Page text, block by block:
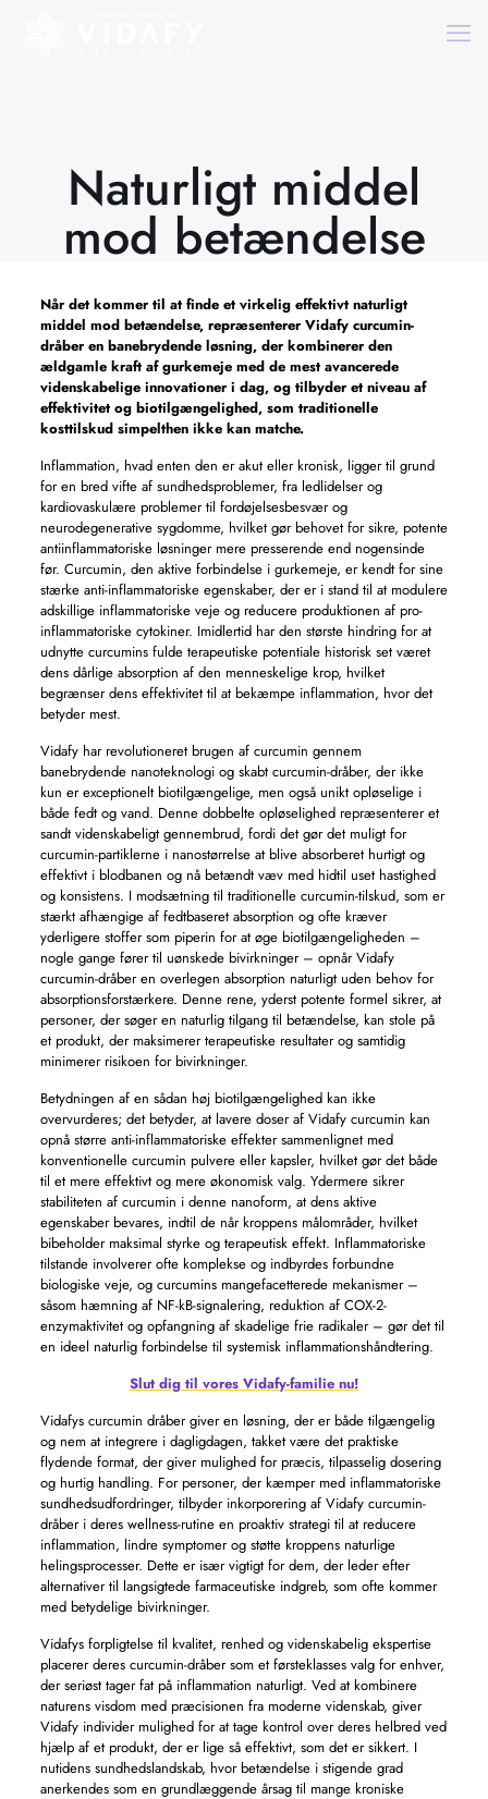
Naturligt middel
mod betændelse
Når det kommer til at finde et virkelig effektivt naturligt
middel mod betændelse,repræsenterer Vidafy curcumin-
dråber en banebrydende løsning, der kombinerer den
ældgamle kraft af gurkemeje med de mest avancerede
videnskabelige innovationer i dag, og tilbyder et niveau af
effektivitet og biotilgængelighed, som traditionelle
kosttilskud simpelthen ikke kan matche.
Inflammation, hvad enten den er akut eller kronisk, ligger til grund
for en bred vifte af sundhedsproblemer, fra ledlidelser og
kardiovaskulære problemer til fordøjelsesbesvær og
neurodegenerative sygdomme, hvilket gør behovet for sikre, potente
antiinflammatoriske løsninger mere presserende end nogensinde
før. Curcumin, den aktive forbindelse i gurkemeje, er kendt for sine
stærke anti-inflammatoriske egenskaber, der er i stand til at modulere
adskillige inflammatoriske veje og reducere produktionen af ​​pro-
inflammatoriske cytokiner. Imidlertid har den største hindring for at
udnytte curcumins fulde terapeutiske potentiale historisk set været
dens dårlige absorption af den menneskelige krop, hvilket
begrænser dens effektivitet til at bekæmpe inflammation, hvor det
betyder mest.
Vidafy har revolutioneret brugen af ​​curcumin gennem
banebrydende nanoteknologi og skabt curcumin-dråber, der ikke
kun er exceptionelt biotilgængelige, men også unikt opløselige i
både fedt og vand. Denne dobbelte opløselighed repræsenterer et
sandt videnskabeligt gennembrud, fordi det gør det muligt for
curcumin-partiklerne i nanostørrelse at blive absorberet hurtigt og
effektivt i blodbanen og nå betændt væv med hidtil uset hastighed
og konsistens. I modsætning til traditionelle curcumin-tilskud, som er
stærkt afhængige af fedtbaseret absorption og ofte kræver
yderligere stoffer som piperin for at øge biotilgængeligheden –
nogle gange fører til uønskede bivirkninger – opnår Vidafy
curcumin-dråber en overlegen absorption naturligt uden behov for
absorptionsforstærkere. Denne rene, yderst potente formel sikrer, at
personer, der søger en naturlig tilgang til betændelse, kan stole på
et produkt, der maksimerer terapeutiske resultater og samtidig
minimerer risikoen for bivirkninger.
Betydningen af ​​en sådan høj biotilgængelighed kan ikke
overvurderes; det betyder, at lavere doser af Vidafy curcumin kan
opnå større anti-inflammatoriske effekter sammenlignet med
konventionelle curcumin pulvere eller kapsler, hvilket gør det både
til et mere effektivt og mere økonomisk valg. Ydermere sikrer
stabiliteten af ​​curcumin i denne nanoform, at dens aktive
egenskaber bevares, indtil de når kroppens målområder, hvilket
bibeholder maksimal styrke og terapeutisk effekt. Inflammatoriske
tilstande involverer ofte komplekse og indbyrdes forbundne
biologiske veje, og curcumins mangefacetterede mekanismer –
såsom hæmning af NF-kB-signalering, reduktion af COX-2-
enzymaktivitet og opfangning af skadelige frie radikaler – gør det til
en ideel naturlig forbindelse til systemisk inflammationshåndtering.
Slut dig til vores Vidafy-familie nu!
Vidafys curcumin dråber giver en løsning, der er både tilgængelig
og nem at integrere i dagligdagen, takket være det praktiske
flydende format, der giver mulighed for præcis, tilpasselig dosering
og hurtig handling. For personer, der kæmper med inflammatoriske
sundhedsudfordringer, tilbyder inkorporering af Vidafy curcumin-
dråber i deres wellness-rutine en proaktiv strategi til at reducere
inflammation, lindre symptomer og støtte kroppens naturlige
helingsprocesser. Dette er især vigtigt for dem, der leder efter
alternativer til langsigtede farmaceutiske indgreb, som ofte kommer
med betydelige bivirkninger.
Vidafys forpligtelse til kvalitet, renhed og videnskabelig ekspertise
placerer deres curcumin-dråber som et førsteklasses valg for enhver,
der seriøst tager fat på inflammation naturligt. Ved at kombinere
naturens visdom med præcisionen fra moderne videnskab, giver
Vidafy individer mulighed for at tage kontrol over deres helbred ved
hjælp af et produkt, der er lige så effektivt, som det er sikkert. I
nutidens sundhedslandskab, hvor betændelse i stigende grad
anerkendes som en grundlæggende årsag til mange kroniske